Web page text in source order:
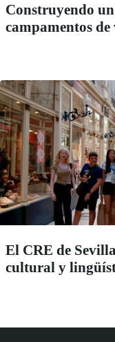
Construyendo
campamentos
El CRE de
cultural y